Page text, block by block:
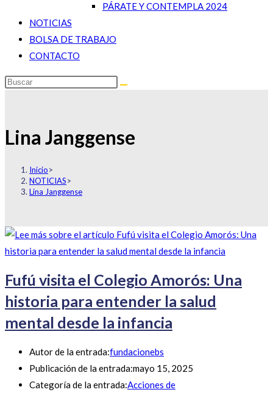
PÁRATE Y CONTEMPLA 2024
NOTICIAS
BOLSA DE TRABAJO
CONTACTO
Lina Janggense
Inicio>
NOTICIAS>
Lina Janggense
Fufú visita el Colegio Amorós: Una
historia para entender la salud
mental desde la infancia
Autor de la entrada:fundacionebs
Publicación de la entrada:mayo 15, 2025
Categoría de la entrada:Acciones de